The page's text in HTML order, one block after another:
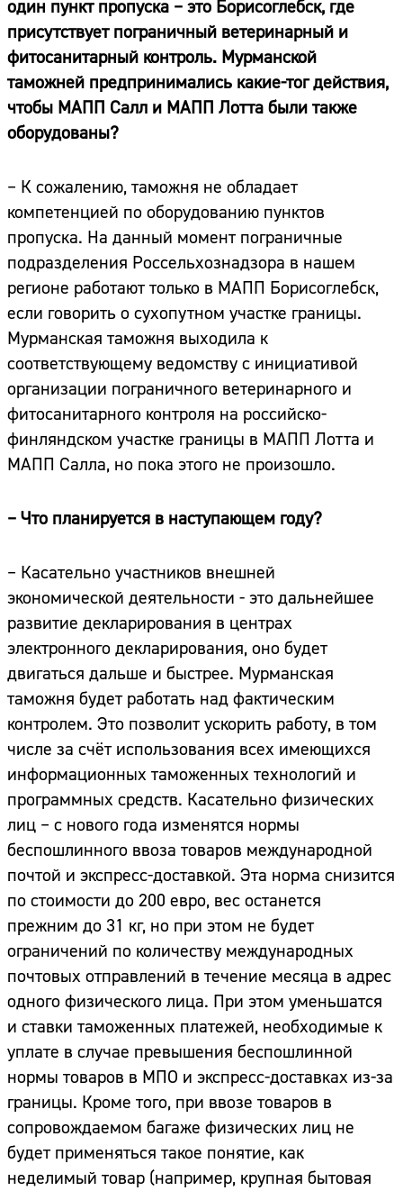
один пункт пропуска – это Борисоглебск, где
присутствует пограничный ветеринарный и
фитосанитарный контроль. Мурманской
таможней предпринимались какие-тог действия,
чтобы МАПП Салл и МАПП Лотта были также
оборудованы?
– К сожалению, таможня не обладает
компетенцией по оборудованию пунктов
пропуска. На данный момент пограничные
подразделения Россельхознадзора в нашем
регионе работают только в МАПП Борисоглебск,
если говорить о сухопутном участке границы.
Мурманская таможня выходила к
соответствующему ведомству с инициативой
организации пограничного ветеринарного и
фитосанитарного контроля на российско-
финляндском участке границы в МАПП Лотта и
МАПП Салла, но пока этого не произошло.
– Что планируется в наступающем году?
– Касательно участников внешней
экономической деятельности - это дальнейшее
развитие декларирования в центрах
электронного декларирования, оно будет
двигаться дальше и быстрее. Мурманская
таможня будет работать над фактическим
контролем. Это позволит ускорить работу, в том
числе за счёт использования всех имеющихся
информационных таможенных технологий и
программных средств. Касательно физических
лиц – с нового года изменятся нормы
беспошлинного ввоза товаров международной
почтой и экспресс-доставкой. Эта норма снизится
по стоимости до 200 евро, вес останется
прежним до 31 кг, но при этом не будет
ограничений по количеству международных
почтовых отправлений в течение месяца в адрес
одного физического лица. При этом уменьшатся
и ставки таможенных платежей, необходимые к
уплате в случае превышения беспошлинной
нормы товаров в МПО и экспресс-доставках из-за
границы. Кроме того, при ввозе товаров в
сопровождаемом багаже физических лиц не
будет применяться такое понятие, как
неделимый товар (например, крупная бытовая